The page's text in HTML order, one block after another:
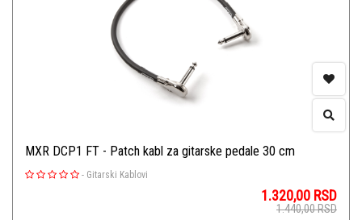
MXR DCP1 FT - Patch kabl za gitarske pedale 30 cm
- Gitarski Kablovi
1.320,00 RSD
1.440,00RSD